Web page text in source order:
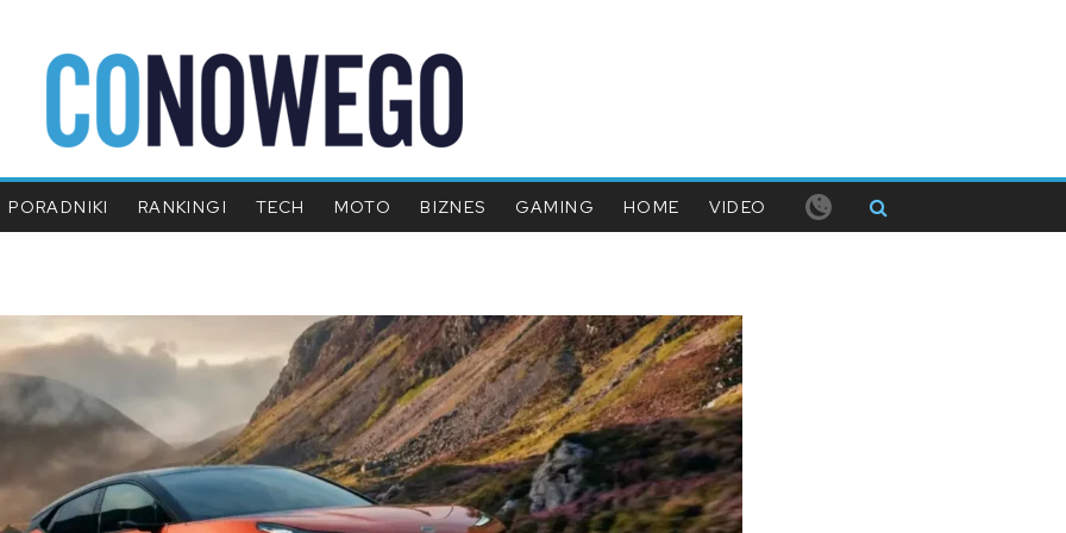
PORADNIKI RANKINGI TECH MOTO BIZNES GAMING HOME VIDEO